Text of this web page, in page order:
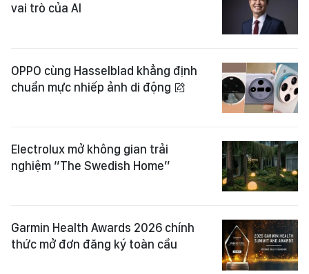
vai trò của AI
OPPO cùng Hasselblad khẳng định
chuẩn mực nhiếp ảnh di động
Electrolux mở không gian trải
nghiệm “The Swedish Home”
Garmin Health Awards 2026 chính
thức mở đơn đăng ký toàn cầu